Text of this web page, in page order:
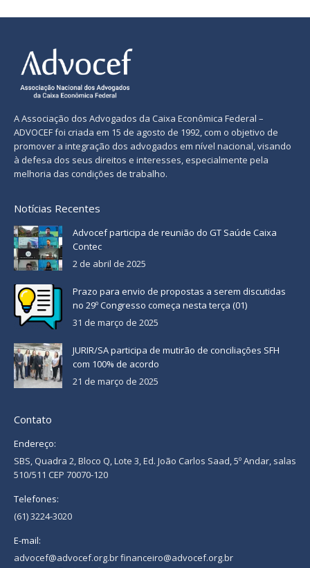
A Associação dos Advogados da Caixa Econômica Federal –
ADVOCEF foi criada em 15 de agosto de 1992, com o objetivo de
promover a integração dos advogados em nível nacional, visando
à defesa dos seus direitos e interesses, especialmente pela
melhoria das condições de trabalho.
Notícias Recentes
Advocef participa de reunião do GT Saúde Caixa
Contec
2 de abril de 2025
Prazo para envio de propostas a serem discutidas
no 29º Congresso começa nesta terça (01)
31 de março de 2025
JURIR/SA participa de mutirão de conciliações SFH
com 100% de acordo
21 de março de 2025
Contato
Endereço:
SBS, Quadra 2, Bloco Q, Lote 3, Ed. João Carlos Saad, 5º Andar, salas
510/511 CEP 70070-120
Telefones:
(61) 3224-3020
E-mail:
advocef@advocef.org.br financeiro@advocef.org.br